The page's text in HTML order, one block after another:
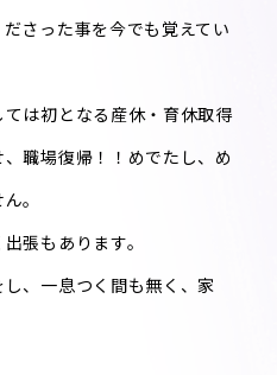
さった事を今でも覚えてい
は初となる産休・育休取得
職場復帰！！めでたし、め
。
張もあります。
、一息つく間も無く、家